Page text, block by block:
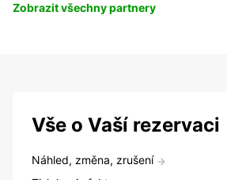
Zobrazit všechny partnery
Vše o Vaší rezervaci
Náhled, změna, zrušení